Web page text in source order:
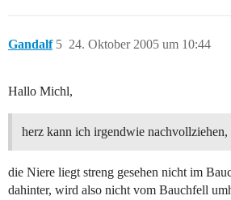
Gandalf 24. Oktober 2005 um 10:44
5
Hallo Michl,
herz kann ich irgendwie nachvollziehen,
die Niere liegt streng gesehen nicht im
dahinter, wird also nicht vom Bauchfell